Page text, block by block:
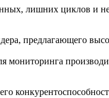
лишних циклов и
предлагающего
мониторинга